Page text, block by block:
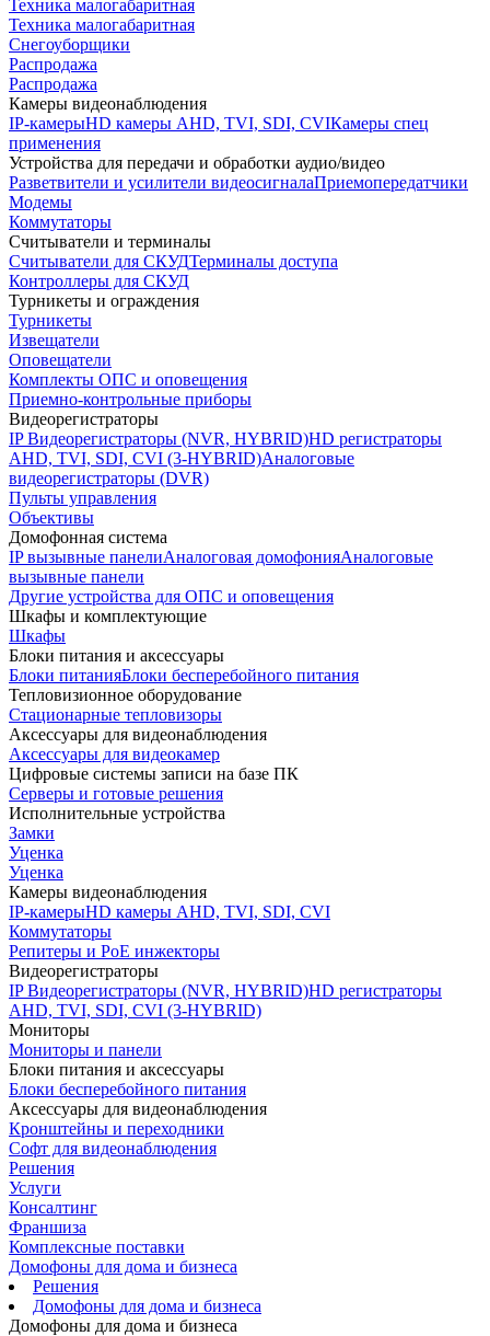
Техника малогабаритная
Техника малогабаритная
Снегоуборщики
Распродажа
Распродажа
Камеры видеонаблюдения
IP-камерыHD камеры AHD, TVI, SDI, CVIКамеры спец
применения
Устройства для передачи и обработки аудио/видео
Разветвители и усилители видеосигналаПриемопередатчики
Модемы
Коммутаторы
Считыватели и терминалы
Считыватели для СКУДТерминалы доступа
Контроллеры для СКУД
Турникеты и ограждения
Турникеты
Извещатели
Оповещатели
Комплекты ОПС и оповещения
Приемно-контрольные приборы
Видеорегистраторы
IP Видеорегистраторы (NVR, HYBRID)HD регистраторы
AHD, TVI, SDI, CVI (3-HYBRID)Аналоговые
видеорегистраторы (DVR)
Пульты управления
Объективы
Домофонная система
IP вызывные панелиАналоговая домофонияАналоговые
вызывные панели
Другие устройства для ОПС и оповещения
Шкафы и комплектующие
Шкафы
Блоки питания и аксессуары
Блоки питанияБлоки бесперебойного питания
Тепловизионное оборудование
Стационарные тепловизоры
Аксессуары для видеонаблюдения
Аксессуары для видеокамер
Цифровые системы записи на базе ПК
Серверы и готовые решения
Исполнительные устройства
Замки
Уценка
Уценка
Камеры видеонаблюдения
IP-камерыHD камеры AHD, TVI, SDI, CVI
Коммутаторы
Репитеры и PoE инжекторы
Видеорегистраторы
IP Видеорегистраторы (NVR, HYBRID)HD регистраторы
AHD, TVI, SDI, CVI (3-HYBRID)
Мониторы
Мониторы и панели
Блоки питания и аксессуары
Блоки бесперебойного питания
Аксессуары для видеонаблюдения
Кронштейны и переходники
Софт для видеонаблюдения
Решения
Услуги
Консалтинг
Франшиза
Комплексные поставки
Домофоны для дома и бизнеса
Решения
Домофоны для дома и бизнеса
Домофоны для дома и бизнеса